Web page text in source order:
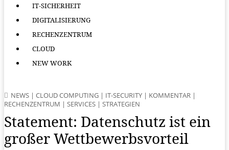
IT-SICHERHEIT
DIGITALISIERUNG
RECHENZENTRUM
CLOUD
NEW WORK
NEWS | CLOUD COMPUTING | IT-SECURITY | KOMMENTAR |
RECHENZENTRUM | SERVICES | STRATEGIEN
Statement: Datenschutz ist ein
großer Wettbewerbsvorteil